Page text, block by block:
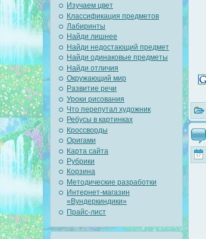
Изучаем цвет
Классификация предметов
Лабиринты
Найди лишнее
Найди недостающий предмет
Найди одинаковые предметы
Найди отличия
Окружающий мир
Развитие речи
Уроки рисования
Что перепутал художник
Ребусы в картинках
Кроссворды
Оригами
Карта сайта
Рубрики
Корзина
Методические разработки
Интернет-магазин
«Вундеркиндики»
Прайс-лист